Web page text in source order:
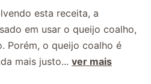
esta receita, a
em usar o queijo coalho,
Porém, o queijo coalho é
mais justo... ver mais